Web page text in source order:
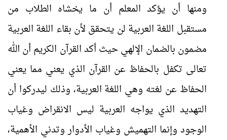
ومنها أن يؤكد المعلم أن ما يخشاه الطلاب من
مستقبل اللغة العربية لن يتحقق لأن بقاء اللغة العربية
مضمون بالضمان الإلهي حيث أكد القرآن الكريم أن الله
تعالى تكفل بالحفاظ عن القرآن الذي يعني مما يعني
الحفاظ عن لغته وهي اللغة العربية، وذلك ليدركوا أن
التهديد الذي يواجه العربية ليس الانقراض وغياب
الوجود وإنما التهميش وغياب الأدوار وتدني الأهمية،